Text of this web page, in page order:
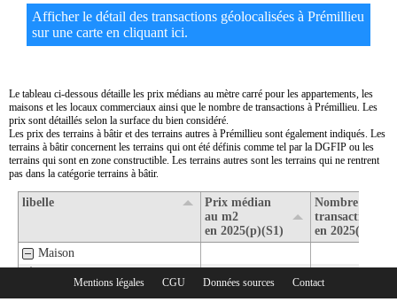
Mentions légales CGU Données sources Contact
Rubriques :
Afficher le détail des transactions géolocalisées à Prémillieu
sur une carte en cliquant ici.
Le tableau ci-dessous détaille les prix médians au mètre carré pour les appartements, les
maisons et les locaux commerciaux ainsi que le nombre de transactions à Prémillieu. Les
prix sont détaillés selon la surface du bien considéré.
Les prix des terrains à bâtir et des terrains autres à Prémillieu sont également indiqués. Les
terrains à bâtir concernent les terrains qui ont été définis comme tel par la DGFIP ou les
terrains qui sont en zone constructible. Les terrains autres sont les terrains qui ne rentrent
pas dans la catégorie terrains à bâtir.
libelle
Prix médian
au m2
en 2025(p)(S1)
Nombre de
transactions
en 2025(p)(S1)
Maison
2- Surface de 30 m2 à 80 m2